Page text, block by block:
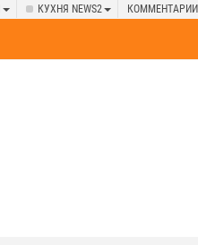
КУХНЯ NEWS2 КОММЕНТАРИИ